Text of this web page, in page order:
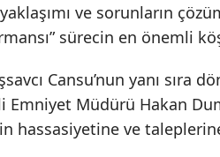
ve sorunların
sürecin en önemli
Cansu’nun yanı sıra
Müdürü Hakan
hassasiyetine ve